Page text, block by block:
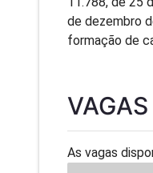
de dezembro
formação de
As vagas